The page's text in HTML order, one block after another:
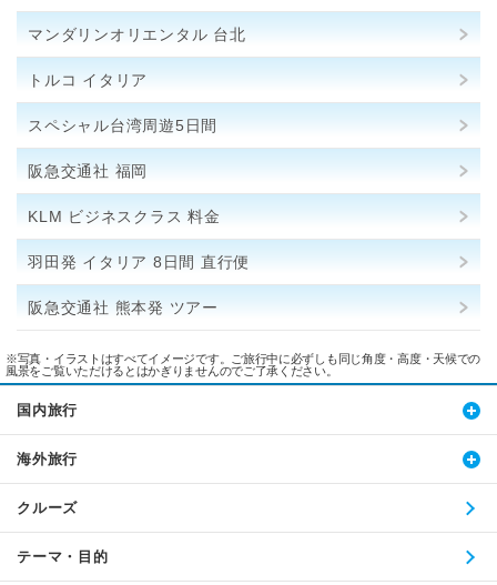
マンダリンオリエンタル 台北
トルコ イタリア
スペシャル台湾周遊5日間
阪急交通社 福岡
KLM ビジネスクラス 料金
羽田発 イタリア 8日間 直行便
阪急交通社 熊本発 ツアー
※写真・イラストはすべてイメージです。ご旅行中に必ずしも同じ角度・高度・天候での
風景をご覧いただけるとはかぎりませんのでご了承ください。
国内旅行
海外旅行
クルーズ
テーマ・目的